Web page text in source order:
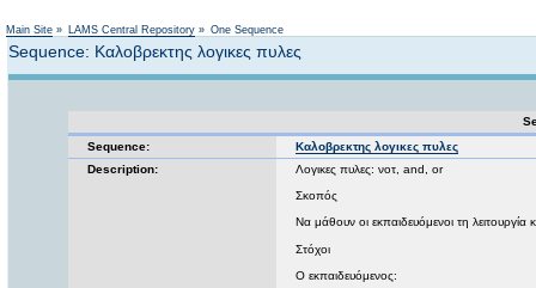
Main Site » LAMS Central Repository » One Sequence
Sequence: Καλοβρεκτης λογικες πυλες
Sequence:
Καλοβρεκτης λογικες πυλες
Description:
Λογικες πυλες: νοτ, and, or
Σκοπός
Να μάθουν οι εκπαιδευόμενοι τη
Στόχοι
Ο εκπαιδευόμενος: